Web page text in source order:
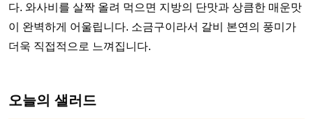
다. 와사비를 살짝 올려 먹으면 지방의 단맛과 상큼한 매운맛
이 완벽하게 어울립니다. 소금구이라서 갈비 본연의 풍미가
더욱 직접적으로 느껴집니다.
오늘의 샐러드